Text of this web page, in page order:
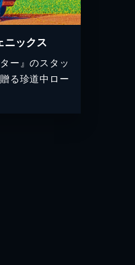
ックス
ー』のスタッ
る珍道中ロー